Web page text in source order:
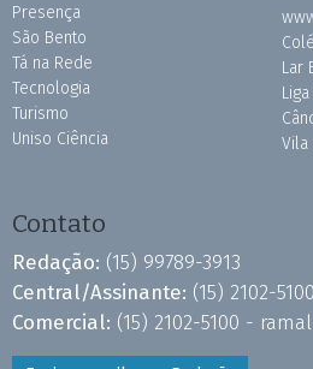
Presença
São Bento
Tá na Rede
Tecnologia
Turismo
Uniso Ciência
Lar
Vila
Contato
Redação: (15) 99789-3913
Central/Assinante: (15) 2102-
Comercial: (15) 2102-5100 -